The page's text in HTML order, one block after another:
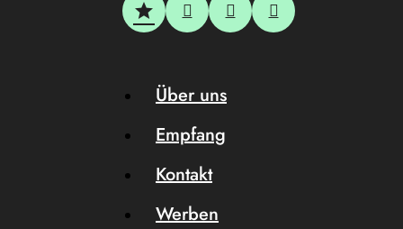
Über uns
Empfang
Kontakt
Werben